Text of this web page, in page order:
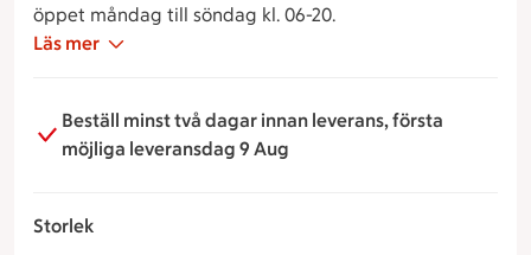
öppet måndag till söndag kl. 06-20.
Läs mer
Beställ minst två dagar innan leverans, första
möjliga leveransdag 9 Aug
Storlek